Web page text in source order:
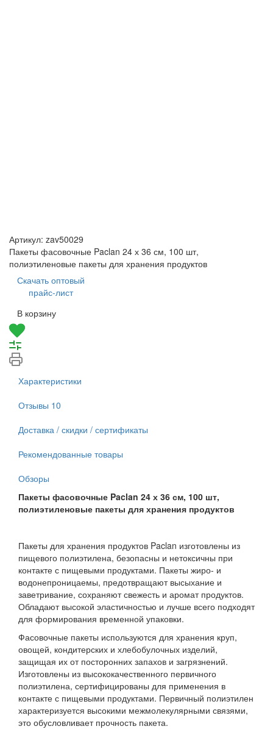
Артикул: zav50029
Пакеты фасовочные Paclan 24 х 36 см, 100 шт,
полиэтиленовые пакеты для хранения продуктов
Скачать оптовый
прайс-лист
В корзину
Характеристики
Отзывы 10
Доставка / скидки / сертификаты
Рекомендованные товары
Обзоры
Пакеты фасовочные Paclan 24 х 36 см, 100 шт,
полиэтиленовые пакеты для хранения продуктов
Пакеты для хранения продуктов Paclan изготовлены из
пищевого полиэтилена, безопасны и нетоксичны при
контакте с пищевыми продуктами. Пакеты жиро- и
водонепроницаемы, предотвращают высыхание и
заветривание, сохраняют свежесть и аромат продуктов.
Обладают высокой эластичностью и лучше всего подходят
для формирования временной упаковки.
Фасовочные пакеты используются для хранения круп,
овощей, кондитерских и хлебобулочных изделий,
защищая их от посторонних запахов и загрязнений.
Изготовлены из высококачественного первичного
полиэтилена, сертифицированы для применения в
контакте с пищевыми продуктами. Первичный полиэтилен
характеризуется высокими межмолекулярными связями,
это обусловливает прочность пакета.